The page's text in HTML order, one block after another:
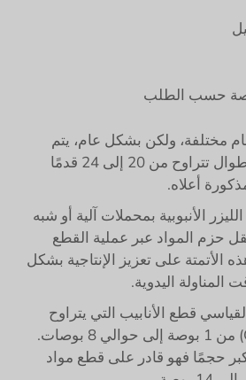
حسب الطلب
مختلفة، ولكن بشكل عام، يتم
تصنيعها للتعامل مع أطوال تتراوح من 20 إلى 24 قدمًا
أعلاه.
الأنبوبية بمحملات آلية أو شبه
حزم المواد عبر عملية القطع
الأتمتة على تعزيز الإنتاجية بشكل
المناولة اليدوية.
قطع الأنابيب التي يتراوح
قطرها الخارجي (OD) من 1 بوصة إلى حوالي 8 بوصات.
حجمًا فهو قادر على قطع مواد